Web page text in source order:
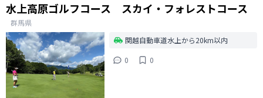
水上高原ゴルフコース スカイ・フォレストコース
群馬県
関越自動車道水上から20km以内
0
0